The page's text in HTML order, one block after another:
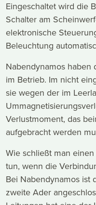
Eingeschaltet wird die
Schalter am
elektronische
Beleuchtung
Nabendynamos haben
im Betrieb. Im nicht
sie wegen der im
Verlustmoment, das
aufgebracht werden
Wie schließt man
tun, wenn die
Bei Nabendynamos ist
zweite Ader